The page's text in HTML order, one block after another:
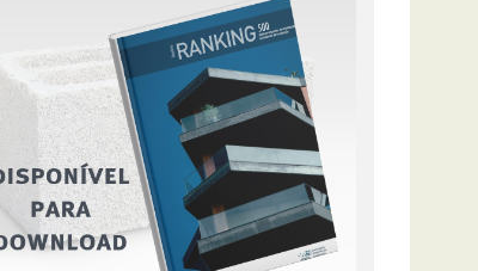
Juros de mora
comerciais – 1.º
semestre 2026
IMT – Tabelas
em vigor 2026